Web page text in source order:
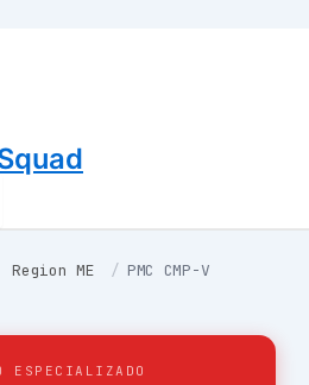
Region ME / PMC CMP-V
ESPECIALIZADO